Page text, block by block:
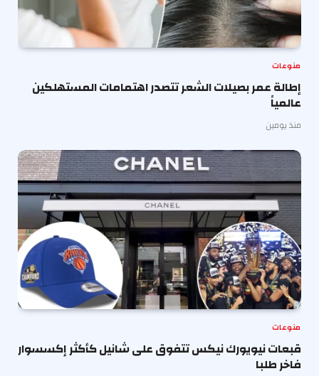
منوعات
إطالة عمر بصيلات الشعر تتصدر اهتمامات المستهلكين
عالمياً
منذ يومين
منوعات
قبعات نيويورك نيكس تتفوق على شانيل كأكثر إكسسوار
فاخر طلبا